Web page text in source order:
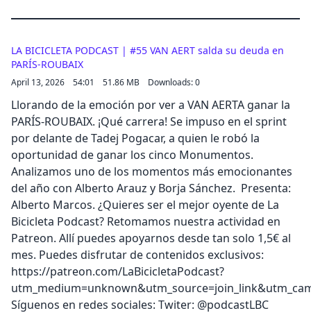
LA BICICLETA PODCAST | #55 VAN AERT salda su deuda en
PARÍS-ROUBAIX
April 13, 2026 54:01 51.86 MB Downloads: 0
Llorando de la emoción por ver a VAN AERTA ganar la
PARÍS-ROUBAIX. ¡Qué carrera! Se impuso en el sprint
por delante de Tadej Pogacar, a quien le robó la
oportunidad de ganar los cinco Monumentos.
Analizamos uno de los momentos más emocionantes
del año con Alberto Arauz y Borja Sánchez. ️ Presenta:
Alberto Marcos. ¿Quieres ser el mejor oyente de La
Bicicleta Podcast? Retomamos nuestra actividad en
Patreon. Allí puedes apoyarnos desde tan solo 1,5€ al
mes. Puedes disfrutar de contenidos exclusivos:
https://patreon.com/LaBicicletaPodcast?
Síguenos en redes sociales: Twiter: @podcastLBC